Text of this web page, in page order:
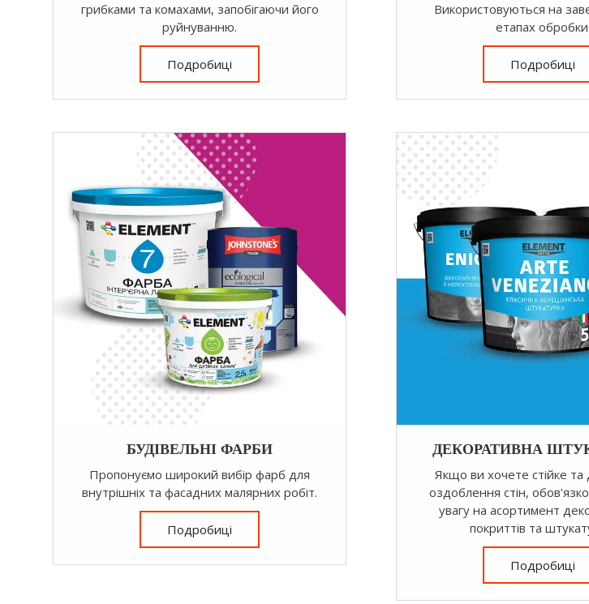
грибками та комахами, запобігаючи його
руйнуванню.
Подробиці
Використовуються на
етапах обробки.
Подробиці
БУДІВЕЛЬНІ ФАРБИ
Пропонуємо широкий вибір фарб для
внутрішніх та фасадних малярних робіт.
Подробиці
ДЕКОРАТИВНА
Якщо ви хочете стійке та
оздоблення стін,
увагу на асортимент
покриттів та
Подробиці